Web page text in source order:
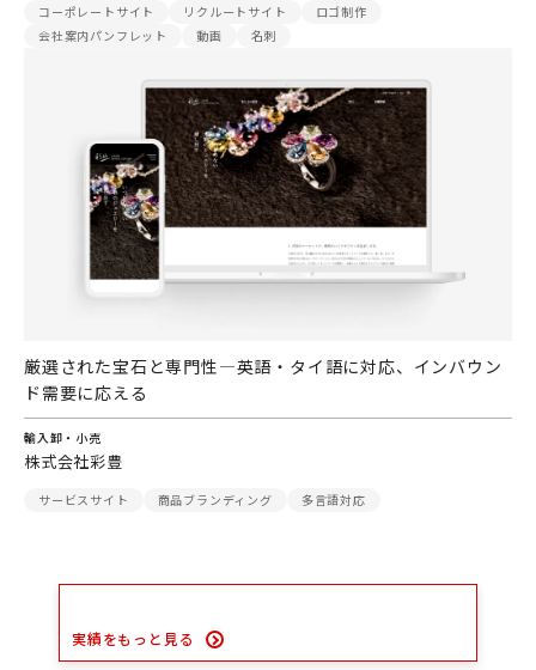
コーポレートサイト リクルートサイト
ロゴ制作
会社案内パンフレット
動画 名刺
厳選された宝石と専門性―英語・タイ語に対応、インバウン
ド需要に応える
輸入卸・小売
株式会社彩豊
サービスサイト 商品ブランディング 多言語対応
実績をもっと見る